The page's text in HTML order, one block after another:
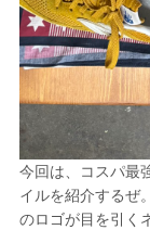
今回は、コスパ最
イルを紹介するぜ
のロゴが目を引く